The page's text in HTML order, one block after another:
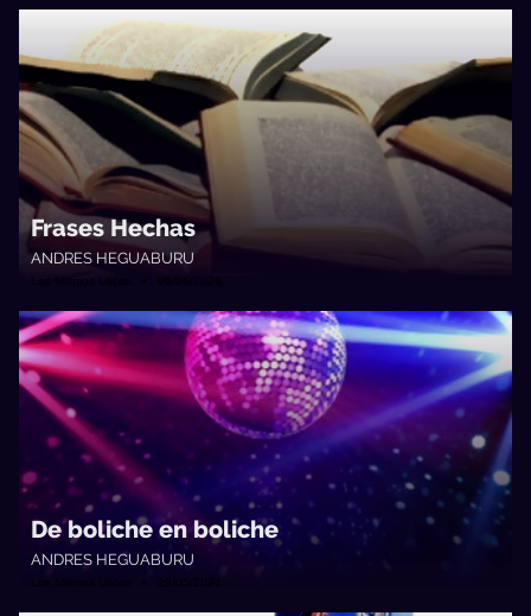
Frases Hechas
ANDRES HEGUABURU
Los Mismos Locos • 06/06/2024
De boliche en boliche
ANDRES HEGUABURU
Los Mismos Locos • 29/05/2024